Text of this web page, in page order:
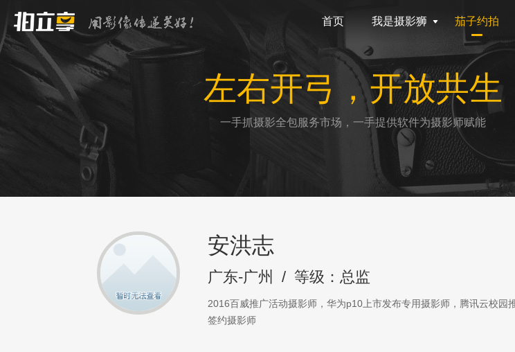
首页 我是摄影狮 茄子约拍
左右开弓，开放共生
一手抓摄影全包服务市场，一手提供软件为摄影师赋能
安洪志
广东-广州 / 等级：总监
2016百威推广活动摄影师，华为p10上市发布专用摄影师，腾讯云校园
签约摄影师